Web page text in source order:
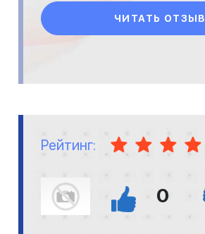
ЧИТАТЬ ОТЗЫВ
Рейтинг:
0